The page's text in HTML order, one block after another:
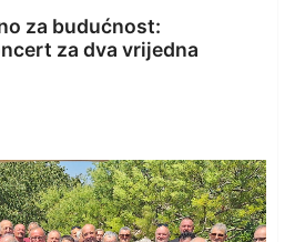
za budućnost:
za dva vrijedna